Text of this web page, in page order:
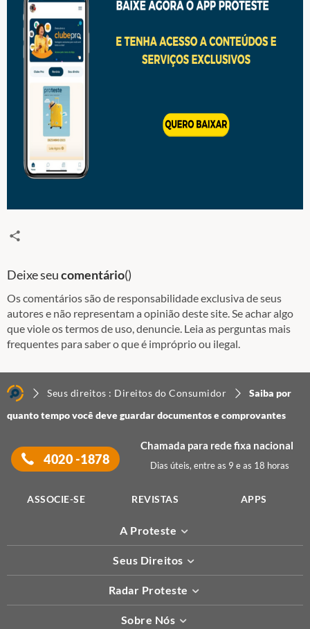
Deixe seucomentário()
Os comentários são de responsabilidade exclusiva de seus
autores e não representam a opinião deste site. Se achar algo
que viole os termos de uso, denuncie. Leia as perguntas mais
frequentes para saber o que é impróprio ou ilegal.
Seus direitos : Direitos do Consumidor
Saiba por
quanto tempo você deve guardar documentos e comprovantes
4020 -1878
Chamada para rede fixa nacional
Dias úteis, entre as 9 e as 18 horas
ASSOCIE-SE REVISTAS APPS
A Proteste
Seus Direitos
Radar Proteste
Sobre Nós